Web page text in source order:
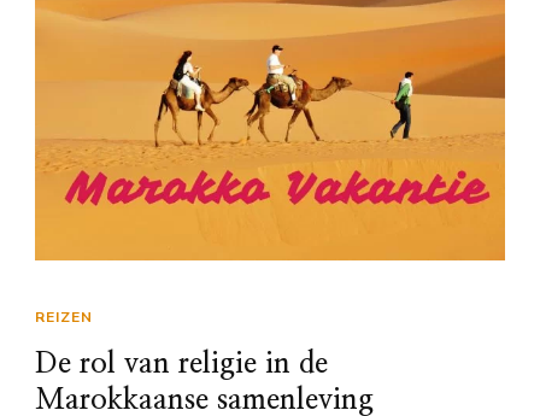
REIZEN
De rol van religie in de
Marokkaanse samenleving